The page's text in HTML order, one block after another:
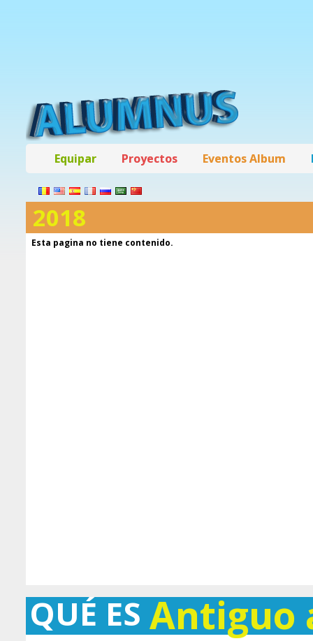
Equipar Proyectos Eventos Album
2018
Esta pagina no tiene contenido.
QUÉ ES Antiguo